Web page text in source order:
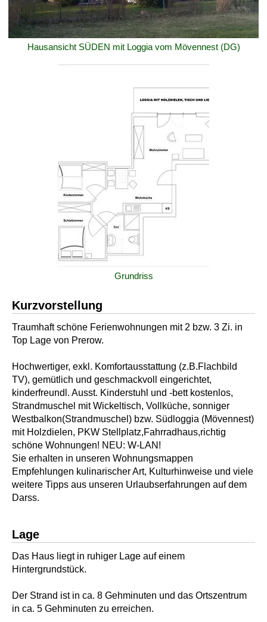
Hausansicht SÜDEN mit Loggia vom Mövennest (DG)
Grundriss
Kurzvorstellung
Traumhaft schöne Ferienwohnungen mit 2 bzw. 3 Zi. in
Top Lage von Prerow.
Hochwertiger, exkl. Komfortausstattung (z.B.Flachbild
TV), gemütlich und geschmackvoll eingerichtet,
kinderfreundl. Ausst. Kinderstuhl und -bett kostenlos,
Strandmuschel mit Wickeltisch, Vollküche, sonniger
Westbalkon(Strandmuschel) bzw. Südloggia (Mövennest)
mit Holzdielen, PKW Stellplatz,Fahrradhaus,richtig
schöne Wohnungen! NEU: W-LAN!
Sie erhalten in unseren Wohnungsmappen
Empfehlungen kulinarischer Art, Kulturhinweise und viele
weitere Tipps aus unseren Urlaubserfahrungen auf dem
Darss.
Lage
Das Haus liegt in ruhiger Lage auf einem
Hintergrundstück.
Der Strand ist in ca. 8 Gehminuten und das Ortszentrum
in ca. 5 Gehminuten zu erreichen.